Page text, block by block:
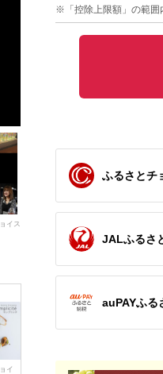
イス
イ
出典：ふるさとチョイ
出
※「控除上限額」の範囲
ふるさとチ
JALふるさ
auPAYふる